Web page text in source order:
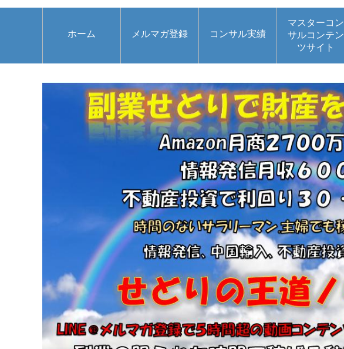
ホーム メルマガ登録 コンサル実績
マスターコン
サルコンテン
ツサイト